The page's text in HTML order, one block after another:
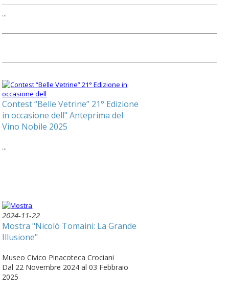
...
Contest “Belle Vetrine” 21° Edizione
in occasione dell" Anteprima del
Vino Nobile 2025
...
2024-11-22
Mostra "Nicolò Tomaini: La Grande
Illusione"
Museo Civico Pinacoteca Crociani
Dal 22 Novembre 2024 al 03 Febbraio
2025